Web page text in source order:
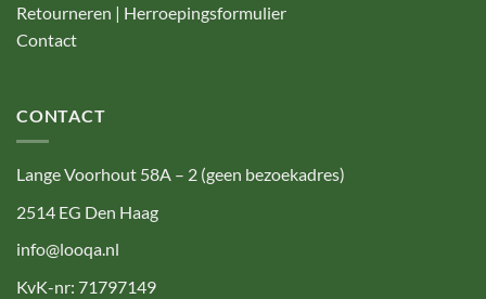
Retourneren | Herroepingsformulier
Contact
CONTACT
Lange Voorhout 58A – 2 (geen bezoekadres)
2514 EG Den Haag
info@looqa.nl
KvK-nr: 71797149